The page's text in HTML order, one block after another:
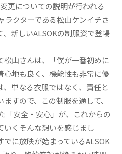
更についての説明が行われる
ラクターである松山ケンイチさ
新しいALSOKの制服姿で登場
山さんは、「僕が一番初めに
地も良く、機能性も非常に優
単なる衣服ではなく、責任と
すので、この制服を通して、
「安全・安心」が、これからの
く――そんな想いを感じまし
に放映が始まっているALSOK